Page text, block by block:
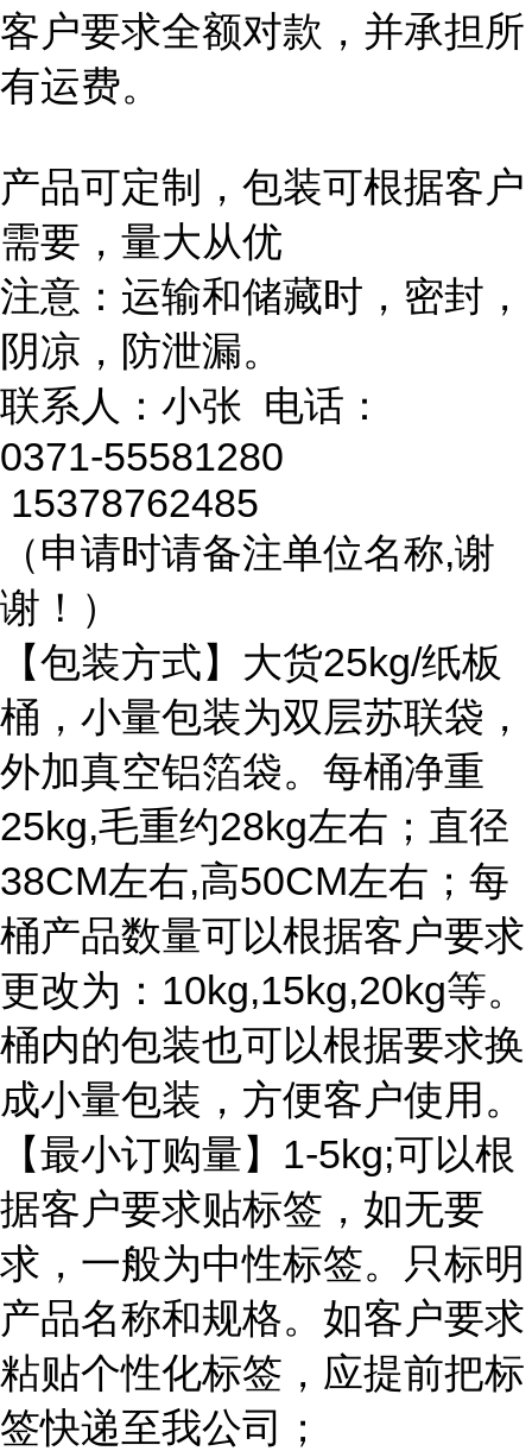
客户要求全额对款，并承担所
有运费。
产品可定制，包装可根据客户
需要，量大从优
注意：运输和储藏时，密封，
阴凉，防泄漏。
联系人：小张 电话：
0371-55581280
15378762485
（申请时请备注单位名称,谢
谢！）
【包装方式】大货25kg/纸板
桶，小量包装为双层苏联袋，
外加真空铝箔袋。每桶净重
25kg,毛重约28kg左右；直径
38CM左右,高50CM左右；每
桶产品数量可以根据客户要求
更改为：10kg,15kg,20kg等。
桶内的包装也可以根据要求换
成小量包装，方便客户使用。
【最小订购量】1-5kg;可以根
据客户要求贴标签，如无要
求，一般为中性标签。只标明
产品名称和规格。如客户要求
粘贴个性化标签，应提前把标
签快递至我公司；